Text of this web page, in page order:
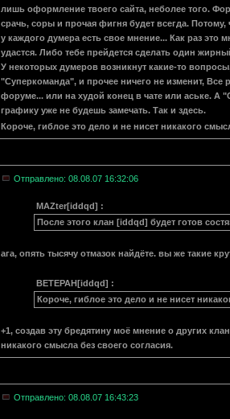
лишь оформление твоего сайта, неболее того.
срачь, соры и прочая фигня будет всегда.
у каждого думера есть свое мнение... Как раз
удастся. Либо тебе прейдется сделать один
У некоторых думеров возникнут какие-то
"Суперкоманда", и прочее ничего не изменит, Все
форуме... или на худой конец в чате или аське. А
графику уже не будешь замечать. Так и здесь.
Короче, гиблое это дело и не нисет никакого
Отправлено: 08.08.07 16:32:06
MAZter[iddqd] :
После этого клан [iddqd] будет готов
ага, опять тысячу отмазок найдёте. вы же такие
BETEPAH[iddqd] :
Короче, гиблое это дело и не нисет
+1, создав эту бредятину моё мнение о других
никакого смысла без своего согласия.
Отправлено: 08.08.07 16:43:23